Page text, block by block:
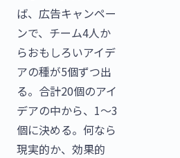
ば、広告キャンペー
ンで、チーム4人か
らおもしろいアイデ
アの種が5個ずつ出
る。合計20個のアイ
デアの中から、1〜3
個に決める。何なら
現実的か、効果的